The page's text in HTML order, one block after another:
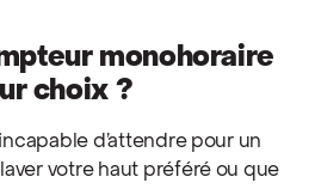
monohoraire
choix ?
d’attendre pour un
votre haut préféré ou que